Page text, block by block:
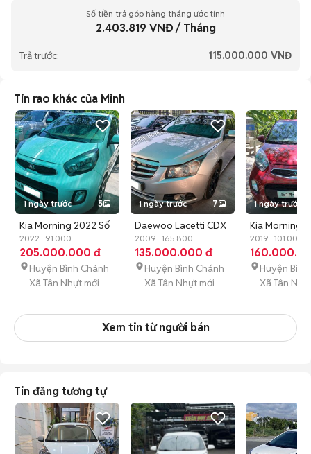
Số tiền trả góp hàng tháng ước tính
2.403.819 VNĐ / Tháng
Trả trước: 115.000.000 VNĐ
Tin rao khác của Minh
1 ngày trước 5
Kia Morning 2022 Số
sàn 1.25 MT Trắng
2022
91.000
km Xăng Số sàn
205.000.000 đ
Huyện Bình Chánh
Xã Tân Nhựt mới
1 ngày trước 7
Daewoo Lacetti CDX
Bạc Tự động
2009 165.800
km
Xăng Tự động
135.000.000 đ
Huyện Bình Chánh
Xã Tân Nhựt mới
1 ngày trước
Kia Morning
sàn 1.25 MT
2019 101.000
km
Xăng Số
Huyện
Xã Tân
Xem tin từ người bán
Tin đăng tương tự